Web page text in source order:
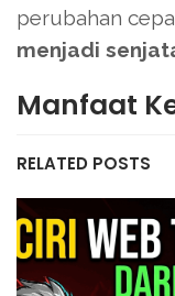
perubahan
menjadi
Manfaat
RELATED POSTS